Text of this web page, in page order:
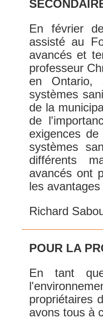
En février
assisté au
avancés et
professeur
en Ontario,
systèmes
de la
de
exigences
systèmes
différents
avancés ont
les
Richard
POUR LA
En tant
propriétaires
avons tous à